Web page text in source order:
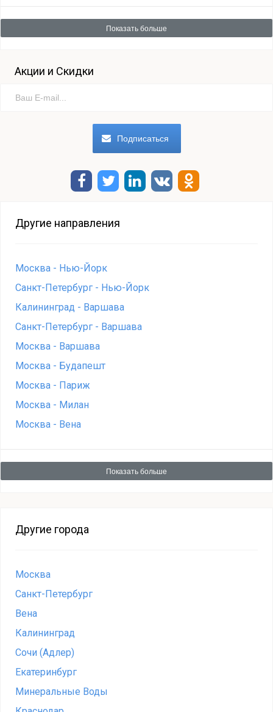
Показать больше
Акции и Скидки
Другие направления
Москва - Нью-Йорк
Санкт-Петербург - Нью-Йорк
Калининград - Варшава
Санкт-Петербург - Варшава
Москва - Варшава
Москва - Будапешт
Москва - Париж
Москва - Милан
Москва - Вена
Показать больше
Другие города
Москва
Санкт-Петербург
Вена
Калининград
Сочи (Адлер)
Екатеринбург
Минеральные Воды